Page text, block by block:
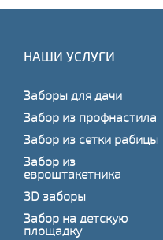
НАШИ УСЛУГИ
Заборы для дачи
Забор из профнастила
Забор из сетки рабицы
Забор из
евроштакетника
3D заборы
Забор на детскую
площадку